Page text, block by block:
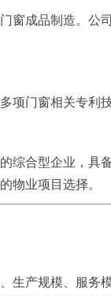
窗成品制造。
项门窗相关专利
综合型企业，具
物业项目选择。
生产规模、服务